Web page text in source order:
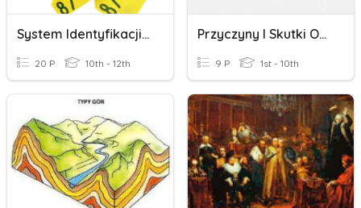
System Identyfikacji I Rejestracji Zwierząt, Zasady Obrotu MZ
20 P 10th - 12th
Przyczyny I Skutki Odkryć Geograficznych
9 P 1st - 10th